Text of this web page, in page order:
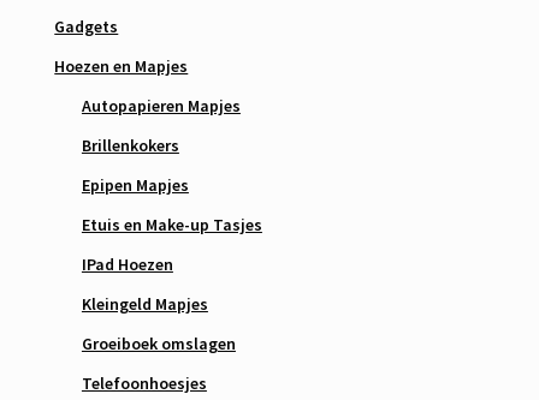
Gadgets
Hoezen en Mapjes
Autopapieren Mapjes
Brillenkokers
Epipen Mapjes
Etuis en Make-up Tasjes
IPad Hoezen
Kleingeld Mapjes
Groeiboek omslagen
Telefoonhoesjes